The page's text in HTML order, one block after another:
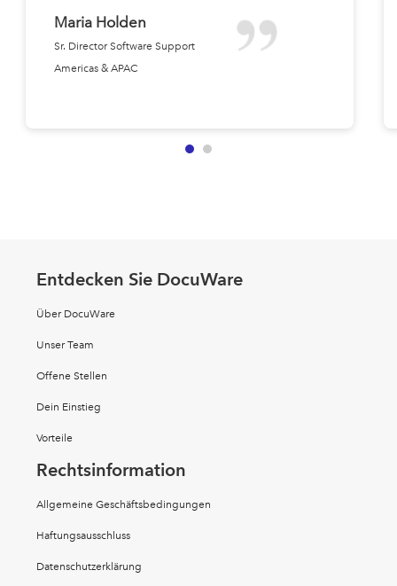
Maria Holden
Sr. Director Software Support
Americas & APAC
Entdecken Sie DocuWare
Über DocuWare
Unser Team
Offene Stellen
Dein Einstieg
Vorteile
Rechtsinformation
Allgemeine Geschäftsbedingungen
Haftungsausschluss
Datenschutzerklärung